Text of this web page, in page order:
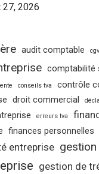
27, 2026
audit comptable cgv
comptabilité
conseils tva
contrôle
droit commercial
erreurs tva
finances personnelles
entreprise
gestion de